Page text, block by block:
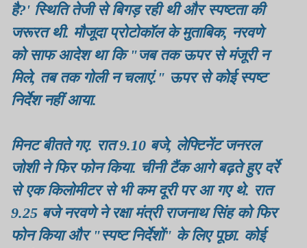
है?' स्थिति तेजी से बिगड़ रही थी और स्पष्टता की
जरूरत थी. मौजूदा प्रोटोकॉल के मुताबिक, नरवणे
को साफ आदेश था कि "जब तक ऊपर से मंजूरी न
मिले, तब तक गोली न चलाएं." ऊपर से कोई स्पष्ट
निर्देश नहीं आया.
मिनट बीतते गए. रात 9.10 बजे, लेफ्टिनेंट जनरल
जोशी ने फिर फोन किया. चीनी टैंक आगे बढ़ते हुए दर्रे
से एक किलोमीटर से भी कम दूरी पर आ गए थे. रात
9.25 बजे नरवणे ने रक्षा मंत्री राजनाथ सिंह को फिर
फोन किया और "स्पष्ट निर्देशों" के लिए पूछा. कोई